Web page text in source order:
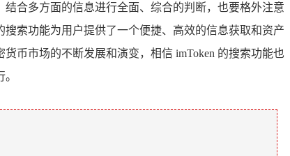
合多方面的信息进行全面、综合的判断，也要格外注意
索功能为用户提供了一个便捷、高效的信息获取和资产
币市场的不断发展和演变，相信 imToken 的搜索功能也